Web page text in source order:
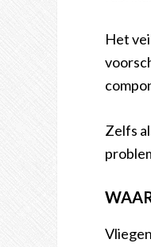
Het
Zelfs